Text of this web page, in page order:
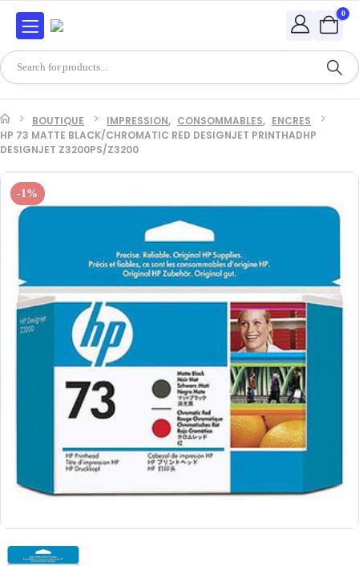
0
BOUTIQUE IMPRESSION, CONSOMMABLES, ENCRES
HP 73 MATTE BLACK/CHROMATIC RED DESIGNJET PRINTHADHP
DESIGNJET Z3200PS/Z3200
-1%